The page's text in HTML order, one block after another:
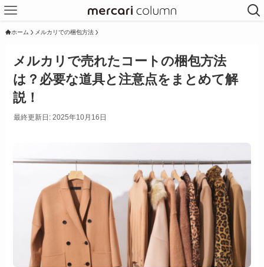
ホーム メルカリでの梱包方法
メルカリで売れたコートの梱包方法
は？必要な道具と注意点をまとめて解
説！
最終更新日: 2025年10月16日